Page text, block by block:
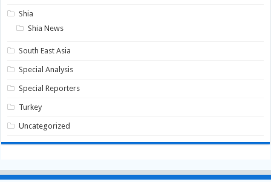
Shia
Shia News
South East Asia
Special Analysis
Special Reporters
Turkey
Uncategorized